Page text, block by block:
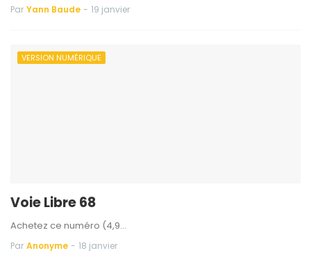
Par Yann Baude - 19 janvier
VERSION NUMÉRIQUE
Voie Libre 68
Achetez ce numéro (4,9…
Par Anonyme - 18 janvier